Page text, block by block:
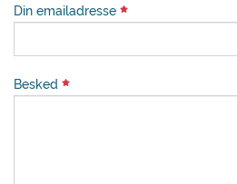
Din emailadresse
Besked